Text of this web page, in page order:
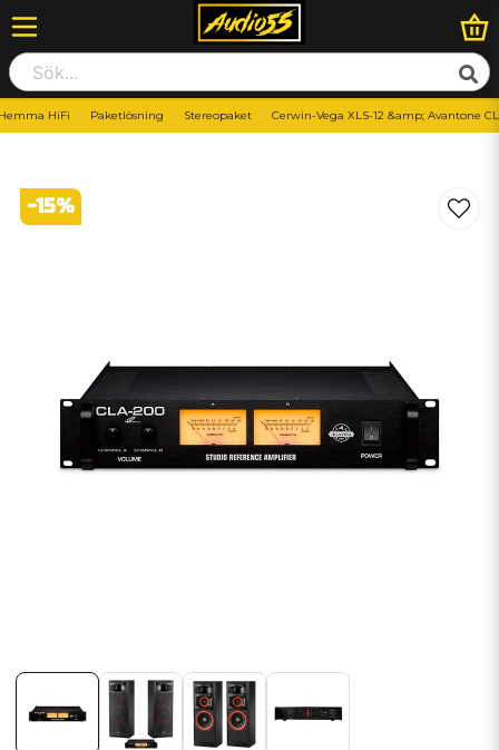
HiFi Paketlösning Stereopaket Cerwin-Vega XLS-12 &amp; Avantone
-15%